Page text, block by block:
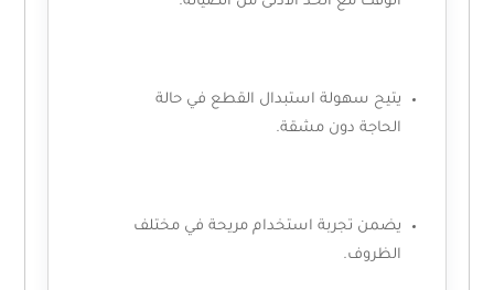
يتيح سهولة استبدال القطع في حالة
الحاجة دون مشقة.
يضمن تجربة استخدام مريحة في مختلف
الظروف.